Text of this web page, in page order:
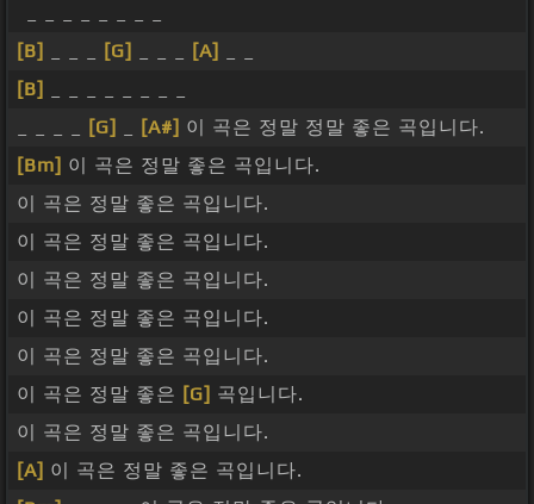
[B]
[G] [A]
[B]
[G] [A#] 이 곡은 정말 정말 좋은 곡입니다.
[Bm] 이 곡은 정말 좋은 곡입니다.
이 곡은 정말 좋은 곡입니다.
이 곡은 정말 좋은 곡입니다.
이 곡은 정말 좋은 곡입니다.
이 곡은 정말 좋은 곡입니다.
이 곡은 정말 좋은 곡입니다.
이 곡은 정말 좋은 [G] 곡입니다.
이 곡은 정말 좋은 곡입니다.
[A] 이 곡은 정말 좋은 곡입니다.